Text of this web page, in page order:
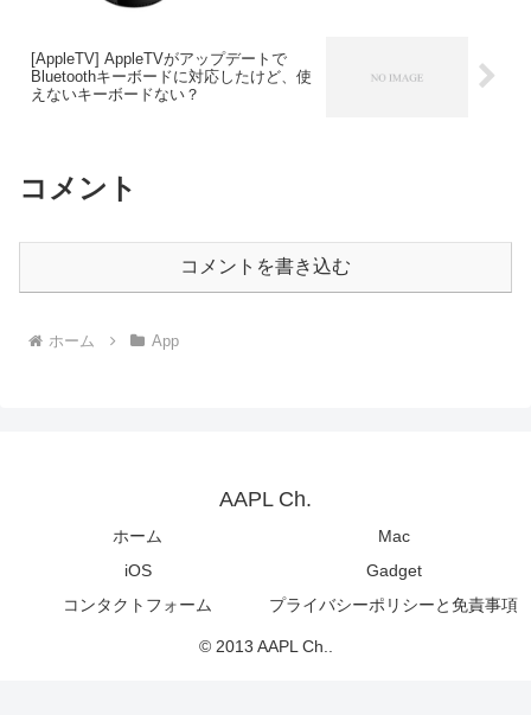
[AppleTV] AppleTVがアップデートで
Bluetoothキーボードに対応したけど、使
えないキーボードない？
コメント
コメントを書き込む
ホーム App
AAPL Ch.
ホーム
Mac
iOS
Gadget
コンタクトフォーム
プライバシーポリシーと免責事項
© 2013 AAPL Ch..